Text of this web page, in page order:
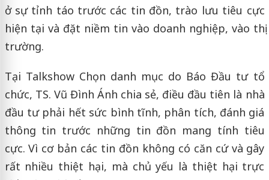
ở sự tỉnh táo trước các tin đồn, trào lưu tiêu cực
hiện tại và đặt niềm tin vào doanh nghiệp, vào thị
trường.
Tại Talkshow Chọn danh mục do Báo Đầu tư tổ
chức, TS. Vũ Đình Ánh chia sẻ, điều đầu tiên là nhà
đầu tư phải hết sức bình tĩnh, phân tích, đánh giá
thông tin trước những tin đồn mang tính tiêu
cực. Vì cơ bản các tin đồn không có căn cứ và gây
rất nhiều thiệt hại, mà chủ yếu là thiệt hại trực